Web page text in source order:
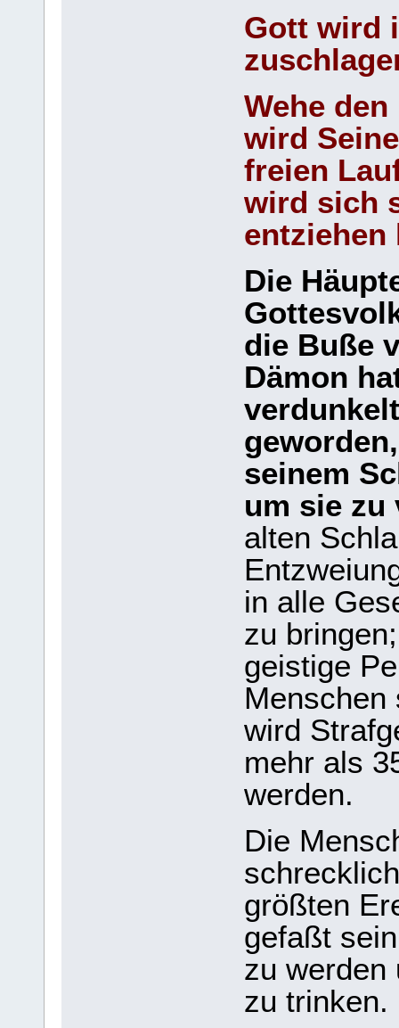
Gott wird
Wehe
wird
freien
wird sich
entziehen
Die
die Buße
Dämon
seinem
um sie
alten
in alle
zu
geistige
Menschen
wird
mehr als
werden.
Die
größten
gefaßt
zu werden
zu trinken.